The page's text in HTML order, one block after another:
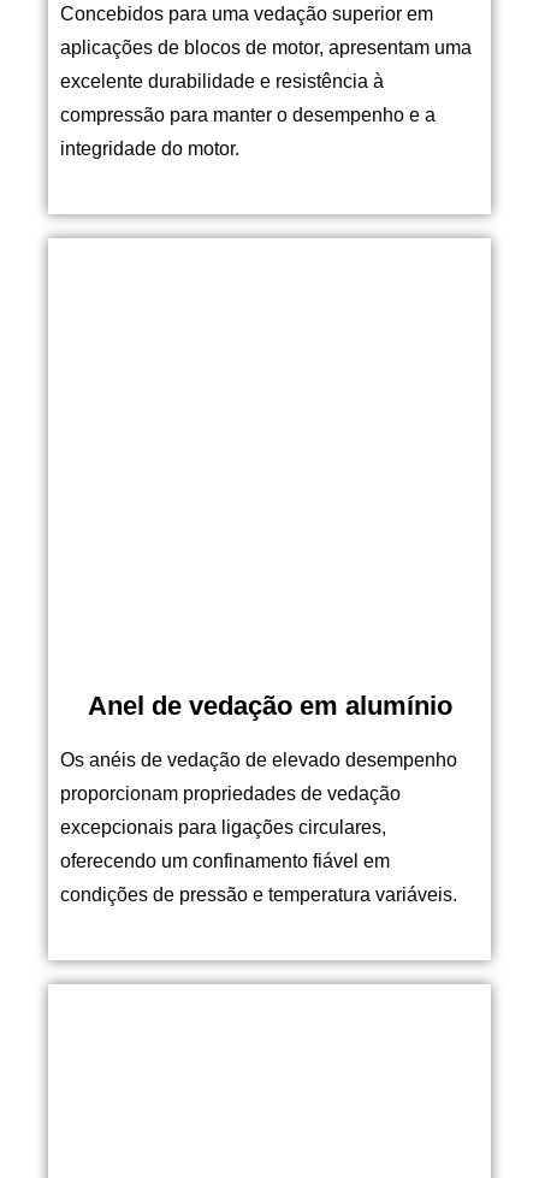
Concebidos para uma vedação superior em
aplicações de blocos de motor, apresentam uma
excelente durabilidade e resistência à
compressão para manter o desempenho e a
integridade do motor.
Anel de vedação em alumínio
Os anéis de vedação de elevado desempenho
proporcionam propriedades de vedação
excepcionais para ligações circulares,
oferecendo um confinamento fiável em
condições de pressão e temperatura variáveis.